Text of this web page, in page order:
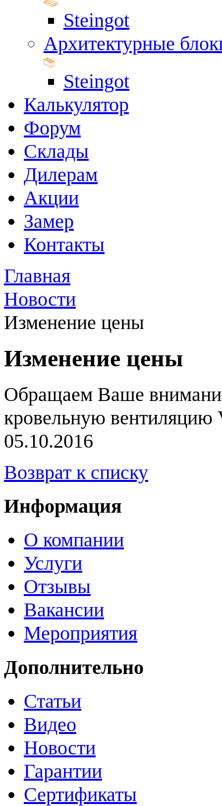
Steingot
Архитектурные
Steingot
Калькулятор
Форум
Склады
Дилерам
Акции
Замер
Контакты
Главная
Новости
Изменение цены
Изменение цены
Обращаем Ваше
кровельную вентиляцию
05.10.2016
Возврат к списку
Информация
О компании
Услуги
Отзывы
Вакансии
Мероприятия
Дополнительно
Статьи
Видео
Новости
Гарантии
Сертификаты